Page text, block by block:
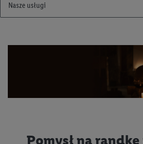
Nasze usługi
Benefit Plus
Regulamin „Lidl Plus”
Pomoc
Nasze marki
Argus
Dom i wyposażenie wnętrz
Pomysł na